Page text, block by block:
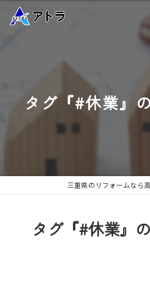
タグ『#休業』
三重県のリフォームなら
タグ『#休業』